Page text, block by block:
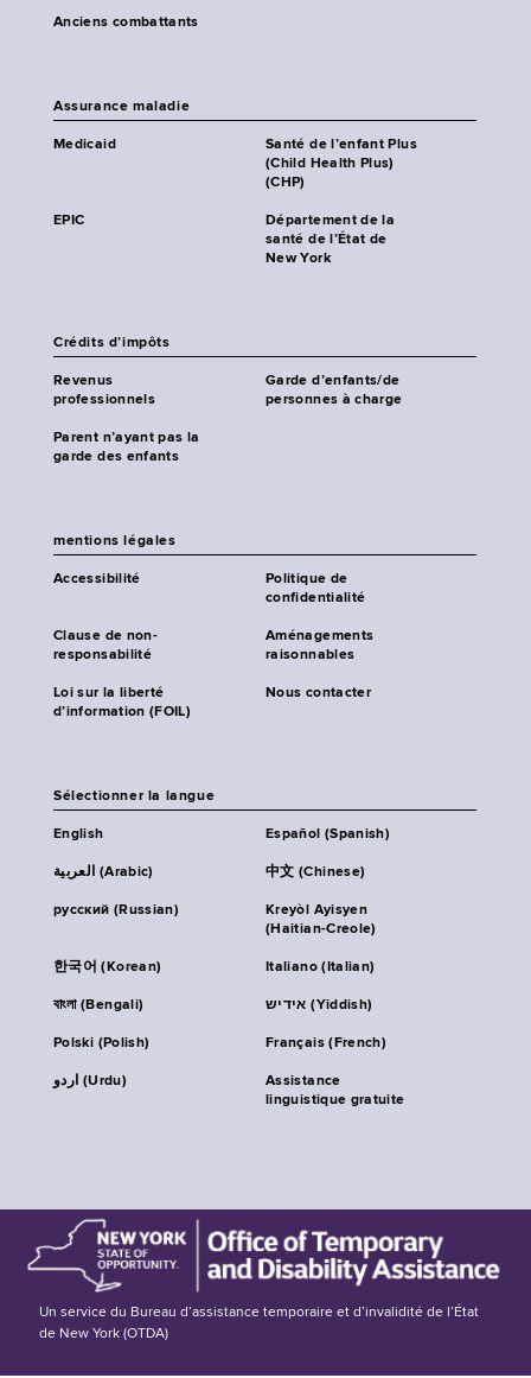
Anciens combattants
Assurance maladie
Medicaid
Santé de l’enfant Plus
(Child Health Plus)
(CHP)
EPIC
Département de la
santé de l’État de
New York
Crédits d’impôts
Revenus
professionnels
Garde d’enfants/de
personnes à charge
Parent n’ayant pas la
garde des enfants
mentions légales
Accessibilité
Politique de
confidentialité
Clause de non-
responsabilité
Aménagements
raisonnables
Loi sur la liberté
d’information (FOIL)
Nous contacter
Sélectionner la langue
English Español (Spanish)
العربية (Arabic) 中文 (Chinese)
русский (Russian)
Kreyòl Ayisyen
(Haitian-Creole)
한국어 (Korean) Italiano (Italian)
বাংলা (Bengali) אידיש (Yiddish)
Polski (Polish) Français (French)
اردو (Urdu)
Assistance
linguistique gratuite
Un service du Bureau d’assistance temporaire et d’invalidité de l’État
de New York (OTDA)